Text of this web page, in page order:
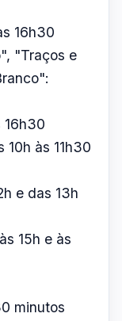
16h30
"Traços e
16h30
10h às 11h30
e das 13h
15h e às
minutos